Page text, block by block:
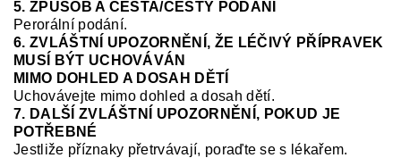
5. ZPŮSOB A CESTA/CESTY PODÁNÍ
Perorální podání.
6. ZVLÁŠTNÍ UPOZORNĚNÍ, ŽE LÉČIVÝ PŘÍPRAVEK
MUSÍ BÝT UCHOVÁVÁN
MIMO DOHLED A DOSAH DĚTÍ
Uchovávejte mimo dohled a dosah dětí.
7. DALŠÍ ZVLÁŠTNÍ UPOZORNĚNÍ, POKUD JE
POTŘEBNÉ
Jestliže příznaky přetrvávají, poraďte se s lékařem.